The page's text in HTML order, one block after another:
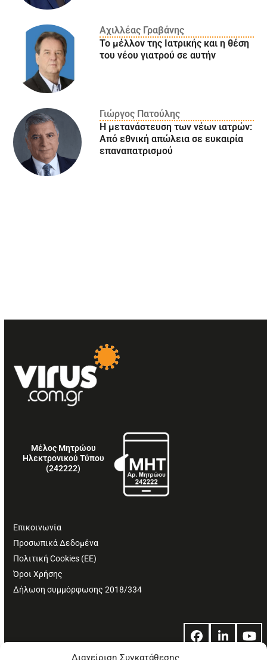
Διαχείριση Συγκατάθεσης
Αχιλλέας Γραβάνης
Το μέλλον της Ιατρικής και η θέση
του νέου γιατρού σε αυτήν
Γιώργος Πατούλης
Η μετανάστευση των νέων ιατρών:
Aπό εθνική απώλεια σε ευκαιρία
επαναπατρισμού
Μέλος Μητρώου
Ηλεκτρονικού Τύπου
(242222)
Επικοινωνία
Προσωπικά Δεδομένα
Πολιτική Cookies (ΕΕ)
Όροι Χρήσης
Δήλωση συμμόρφωσης 2018/334
Facebook
LinkedIn